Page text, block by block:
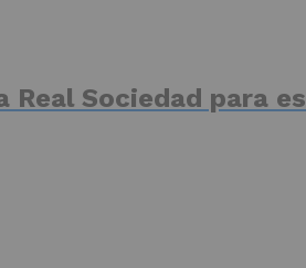
Sociedad para